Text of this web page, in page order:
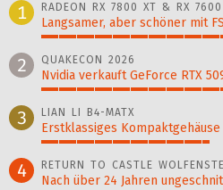
1
RADEON RX 7800 XT & RX 7600
Langsamer, aber schöner mit
2 QUAKECON 2026
Nvidia verkauft GeForce RTX
3 LIAN LI B4-MATX
Erstklassiges
4 RETURN TO CASTLE
Nach über 24 Jahren